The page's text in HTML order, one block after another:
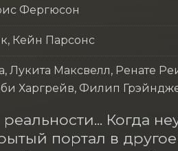
Фергюсон
Кейн Парсонс
Лукита Максвелл, Ренате
Харгрейв, Филип
Когда
портал в